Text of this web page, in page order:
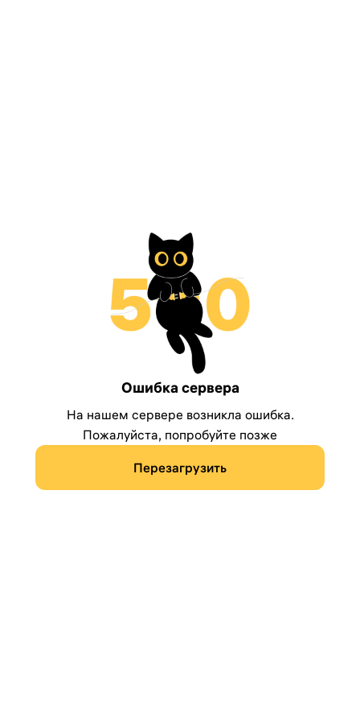
Ошибка сервера
На нашем сервере возникла ошибка.
Пожалуйста, попробуйте позже
Перезагрузить